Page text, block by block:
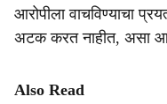
आरोपीला वाचविण्याचा
अटक करत नाहीत, असा
Also Read